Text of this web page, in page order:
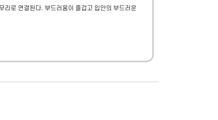
리로 연결된다. 부드러움이 즐겁고 입안의 부드러운